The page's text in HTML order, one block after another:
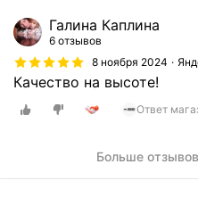
Галина Каплина
6 отзывов
8 ноября 2024
Качество на высоте!
Ответ
Больше